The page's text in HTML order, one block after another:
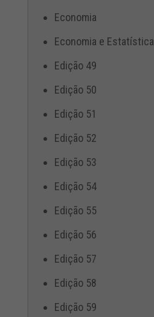
Economia
Economia e Estatística
Edição 49
Edição 50
Edição 51
Edição 52
Edição 53
Edição 54
Edição 55
Edição 56
Edição 57
Edição 58
Edição 59